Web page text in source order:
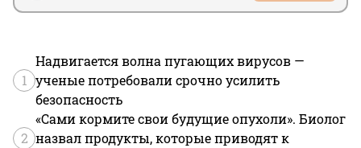
1
Надвигается волна пугающих вирусов —
ученые потребовали срочно усилить
безопасность
2
«Сами кормите свои будущие опухоли». Биолог
назвал продукты, которые приводят к